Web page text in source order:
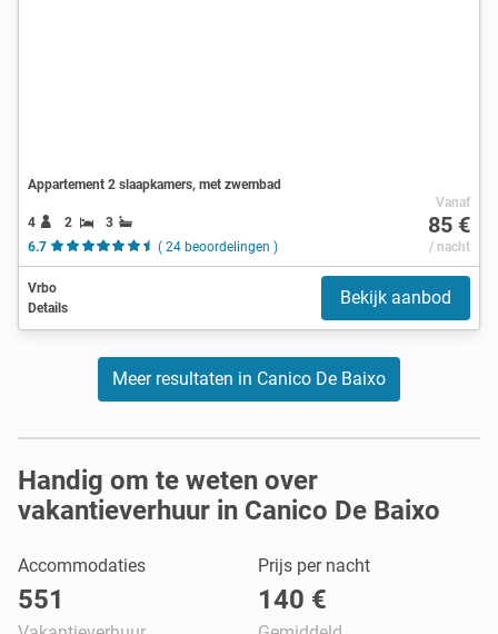
Appartement 2 slaapkamers, met zwembad
4 2
3
6.7
( 24 beoordelingen )
Vanaf
85 €
/ nacht
Vrbo
Details
Bekijk aanbod
Meer resultaten in Canico De Baixo
Handig om te weten over
vakantieverhuur in Canico De Baixo
Accommodaties
551
Prijs per nacht
140 €